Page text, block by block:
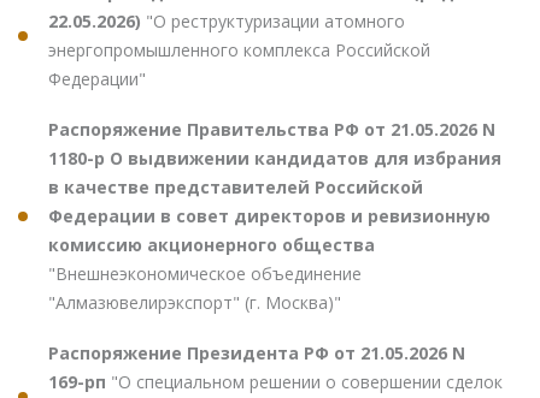
22.05.2026) "О реструктуризации атомного
энергопромышленного комплекса Российской
Федерации"
Распоряжение Правительства РФ от 21.05.2026 N
1180-р О выдвижении кандидатов для избрания
в качестве представителей Российской
Федерации в совет директоров и ревизионную
комиссию акционерного общества
"Внешнеэкономическое объединение
"Алмазювелирэкспорт" (г. Москва)"
Распоряжение Президента РФ от 21.05.2026 N
169-рп "О специальном решении о совершении сделок